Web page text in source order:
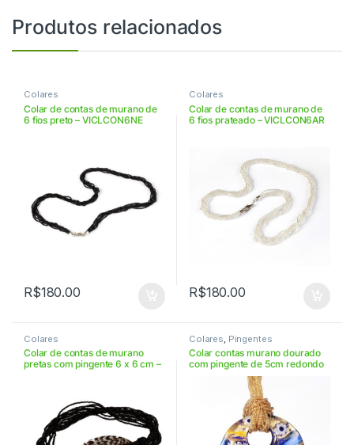
Produtos relacionados
Colares
Colar de contas de murano de
6 fios preto – VICLCON6NE
R$180.00
Colares
Colar de contas de murano de
6 fios prateado – VICLCON6AR
R$180.00
Colares
Colar de contas de murano
pretas com pingente 6 x 6 cm –
Colares Pingentes
Colar contas murano dourado
com pingente de 5cm redondo
– VICLD5OR63CON